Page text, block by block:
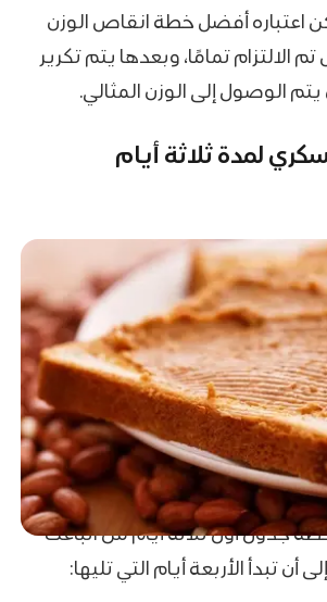
اعتباره أفضل خطة انقاص الوزن
الالتزام تمامًا، وبعدها يتم تكرير
الوصول إلى الوزن المثالي.
لمدة ثلاثة أيام
جدول أول ثلاثة أيام من اتباعك
أن تبدأ الأربعة أيام التي تليها: